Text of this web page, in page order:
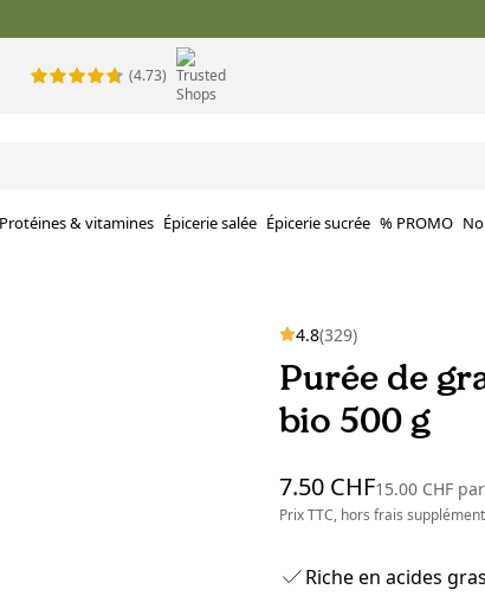
(4.73)
Protéines & vitamines Épicerie salée Épicerie sucrée % PROMO
4.8(329)
Purée de
bio 500 g
7.50 CHF15.00 CHF par
Prix TTC, hors frais
Riche en acides